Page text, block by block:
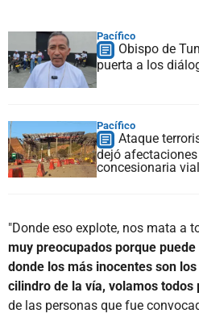
Pacífico
Obispo de
puerta a los
Pacífico
Ataque
dejó
concesionaria vial
"Donde eso explote, nos mata a
muy preocupados porque
donde los más inocentes son
cilindro de la vía, volamos todos
de las personas que fue